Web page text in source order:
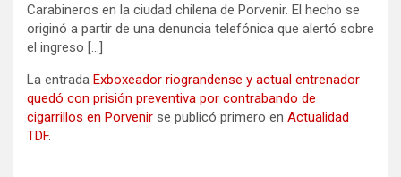
Carabineros en la ciudad chilena de Porvenir. El hecho se
originó a partir de una denuncia telefónica que alertó sobre
el ingreso […]
La entrada Exboxeador riograndense y actual entrenador
quedó con prisión preventiva por contrabando de
cigarrillos en Porvenir se publicó primero en Actualidad
TDF.